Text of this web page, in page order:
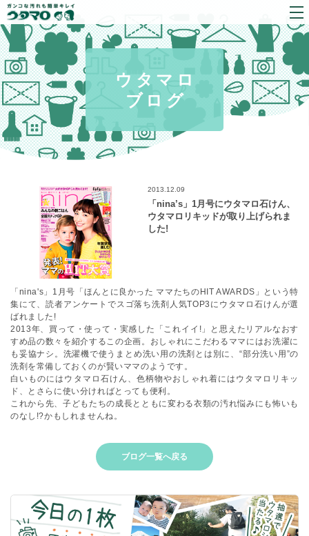
ウタマロ
ブログ
2013.12.09
「nina’s」1月号にウタマロ石けん、
ウタマロリキッドが取り上げられま
した!
「nina's」1月号「ほんとに良かった ママたちのHIT AWARDS」という特
集にて、読者アンケートでスゴ落ち洗剤人気TOP3にウタマロ石けんが選
ばれました!
2013年、買って・使って・実感した「これイイ!」と思えたリアルなおす
すめ品の数々を紹介するこの企画。おしゃれにこだわるママにはお洗濯に
も妥協ナシ。洗濯機で使うまとめ洗い用の洗剤とは別に、“部分洗い用”の
洗剤を常備しておくのが賢いママのようです。
白いものにはウタマロ石けん、色柄物やおしゃれ着にはウタマロリキッ
ド、とさらに使い分ければとっても便利。
これから先、子どもたちの成長とともに変わる衣類の汚れ悩みにも怖いも
のなし!?かもしれませんね。
ブログ一覧へ戻る